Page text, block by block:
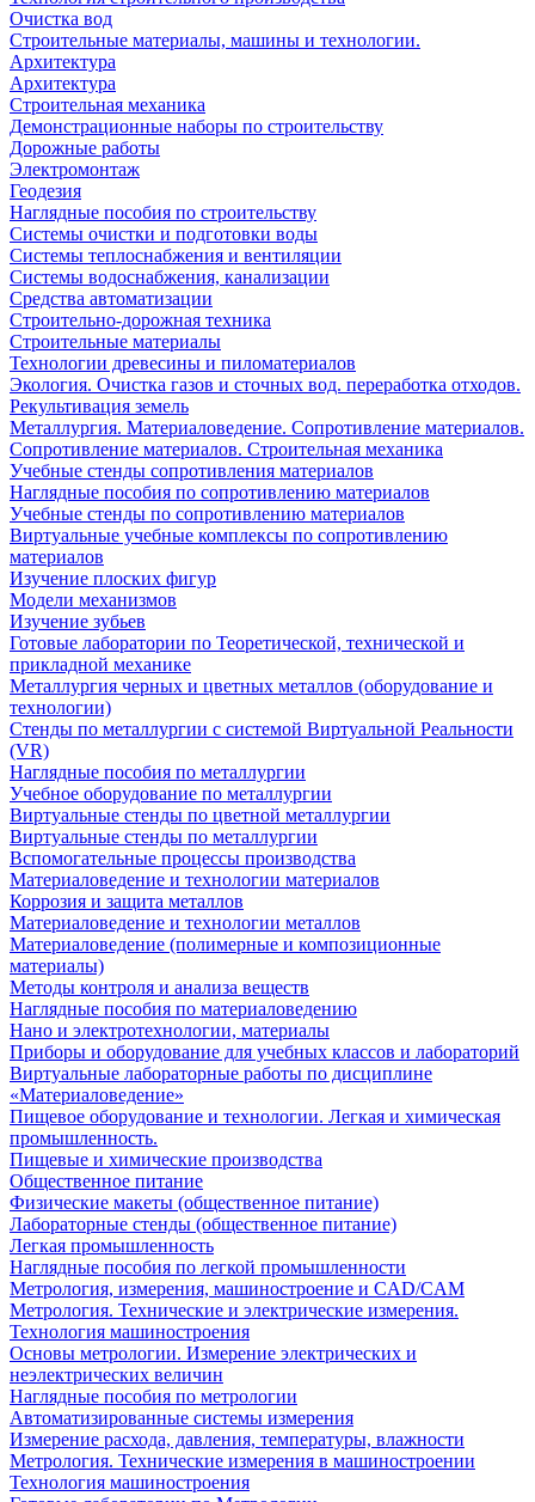
Очистка вод
Строительные материалы, машины и технологии.
Архитектура
Архитектура
Cтроительная механика
Демонстрационные наборы по строительству
Дорожные работы
Электромонтаж
Геодезия
Наглядные пособия по строительству
Системы очистки и подготовки воды
Системы теплоснабжения и вентиляции
Системы водоснабжения, канализации
Средства автоматизации
Строительно-дорожная техника
Строительные материалы
Технологии древесины и пиломатериалов
Экология. Очистка газов и сточных вод. переработка отходов.
Рекультивация земель
Металлургия. Материаловедение. Сопротивление материалов.
Сопротивление материалов. Строительная механика
Учебные стенды сопротивления материалов
Наглядные пособия по сопротивлению материалов
Учебные стенды по сопротивлению материалов
Виртуальные учебные комплексы по сопротивлению
материалов
Изучение плоских фигур
Модели механизмов
Изучение зубьев
Готовые лаборатории по Теоретической, технической и
прикладной механике
Металлургия черных и цветных металлов (оборудование и
технологии)
Cтенды по металлургии с системой Виртуальной Реальности
(VR)
Наглядные пособия по металлургии
Учебное оборудование по металлургии
Виртуальные стенды по цветной металлургии
Виртуальные стенды по металлургии
Вспомогательные процессы производства
Материаловедение и технологии материалов
Коррозия и защита металлов
Материаловедение и технологии металлов
Материаловедение (полимерные и композиционные
материалы)
Методы контроля и анализа веществ
Наглядные пособия по материаловедению
Нано и электротехнологии, материалы
Приборы и оборудование для учебных классов и лабораторий
Виртуальные лабораторные работы по дисциплине
«Материаловедение»
Пищевое оборудование и технологии. Легкая и химическая
промышленность.
Пищевые и химические производства
Общественное питание
Физические макеты (общественное питание)
Лабораторные стенды (общественное питание)
Легкая промышленность
Наглядные пособия по легкой промышленности
Метрология, измерения, машиностроение и CAD/CAM
Метрология. Технические и электрические измерения.
Технология машиностроения
Основы метрологии. Измерение электрических и
неэлектрических величин
Наглядные пособия по метрологии
Автоматизированные системы измерения
Измерение расхода, давления, температуры, влажности
Метрология. Технические измерения в машиностроении
Технология машиностроения